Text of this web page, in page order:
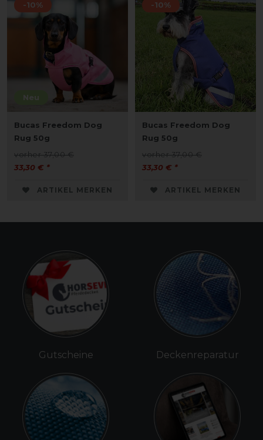
Neu
-10%
Bucas Freedom Dog
Rug 50g
vorher 37,00 €
33,30 € *
ARTIKEL MERKEN
-10%
Bucas Freedom Dog
Rug 50g
vorher 37,00 €
33,30 € *
ARTIKEL MERKEN
Gutscheine Deckenreparatur